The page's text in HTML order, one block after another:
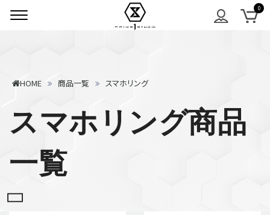
HOME 商品一覧 スマホリング
スマホリング商品
一覧